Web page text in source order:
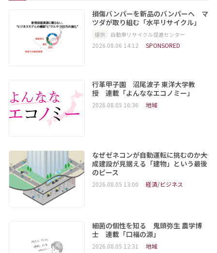
損傷バンパーを新品のバンパーへ マ
ツダが取り組む「水平リサイクル」
提供 自動車リサイクル促進センター
2026.08.06 14:12 SPONSORED
行革甲子園 沼尾波子 東洋大学教
授 連載「よんななエコノミー」
2026.08.05 16:36 地域
なぜゼネコンが自動運転に挑むのか――大
成建設が見据える「建物」という最後
のピース
2026.08.05 13:00 経済/ビジネス
細菌の個性を知る 鬼頭弥生 農学博
士 連載「口福の源」
2026.08.05 12:31 地域